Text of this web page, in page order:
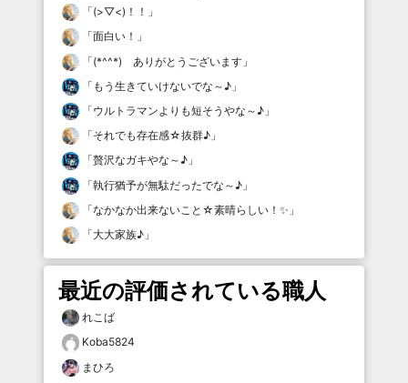
「(>▽<)！！ 」
「面白い！ 」
「(*^^*) ありがとうございます 」
「 もう生きていけないでな～♪ 」
「ウルトラマンよりも短そうやな～♪ 」
「それでも存在感☆抜群♪ 」
「贅沢なガキやな～♪ 」
「執行猶予が無駄だったでな～♪ 」
「なかなか出来ないこと☆素晴らしい！✨ 」
「大大家族♪ 」
最近の評価されている職人
れこば
Koba5824
まひろ